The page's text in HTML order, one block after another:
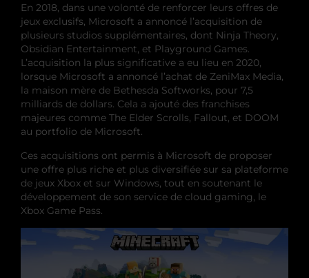
En 2018, dans une volonté de renforcer leurs offres de
jeux exclusifs, Microsoft a annoncé l’acquisition de
plusieurs studios supplémentaires, dont Ninja Theory,
Obsidian Entertainment, et Playground Games.
L’acquisition la plus significative a eu lieu en 2020,
lorsque Microsoft a annoncé l’achat de ZeniMax Media,
la maison mère de Bethesda Softworks, pour 7,5
milliards de dollars. Cela a ajouté des franchises
majeures comme The Elder Scrolls, Fallout, et DOOM
au portfolio de Microsoft.
Ces acquisitions ont permis à Microsoft de proposer
une offre plus riche et plus diversifiée sur sa plateforme
de jeux Xbox et sur Windows, tout en soutenant le
développement de son service de cloud gaming, le
Xbox Game Pass.